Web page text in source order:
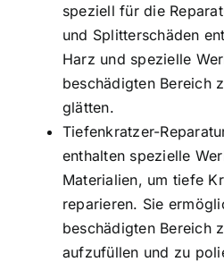
speziell für die
und Splitterschäden
Harz und spezielle
beschädigten Bereich
glätten.
Tiefenkratzer-
enthalten spezielle
Materialien, um tiefe
reparieren. Sie
beschädigten Bereich
aufzufüllen und zu